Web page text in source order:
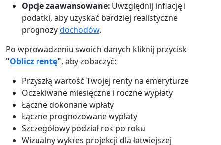
Opcje zaawansowane: Uwzględnij inflację i
podatki, aby uzyskać bardziej realistyczne
prognozydochodów.
Po wprowadzeniu swoich danych kliknij przycisk
"Oblicz rentę", aby zobaczyć:
Przyszłą wartość Twojej renty na emeryturze
Oczekiwane miesięczne i roczne wypłaty
Łączne dokonane wpłaty
Łączne prognozowane wypłaty
Szczegółowy podział rok po roku
Wizualny wykres projekcji dla łatwiejszej